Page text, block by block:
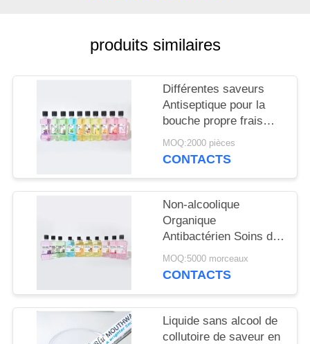
POLITIQUE
DE
PROTECTION
PRIVÉE
produits similaires
Différentes saveurs
Antiseptique pour la
bouche propre frais
frais et non alcoolisé
Rinçage buccal Pour
MOQ:2000 pièces
CONTACTS
Non-alcoolique
Organique
Antibactérien Soins de
la santé buccale Arôme
de fruits 250 ml Rince-
MOQ:5000 morceaux
CONTACTS
Liquide sans alcool de
collutoire de saveur en